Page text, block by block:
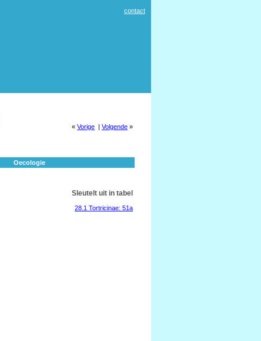
contact
« Vorige | Volgende »
Oecologie
Sleutelt uit in tabel
28.1 Tortricinae: 51a